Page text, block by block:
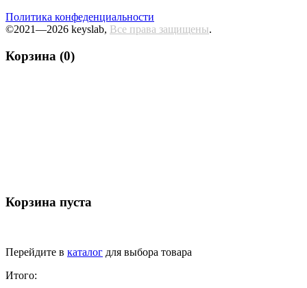
Политика конфеденциальности
©2021—2026 keyslab, Все права защищены.
Корзина (0)
Корзина пуста
Перейдите в каталог для выбора товара
Итого: